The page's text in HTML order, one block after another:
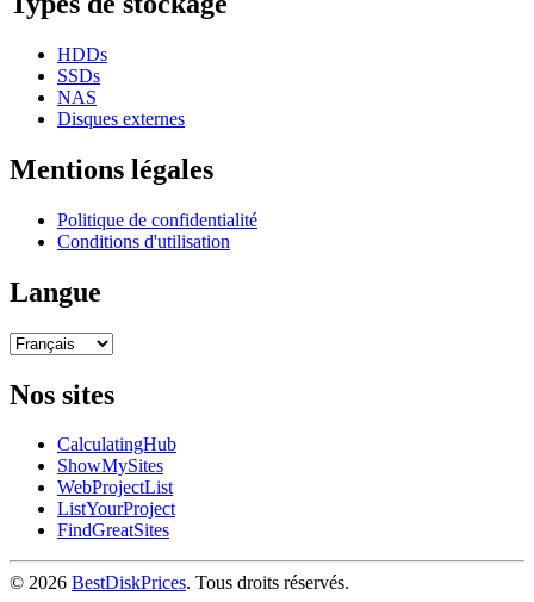
HDDs
SSDs
NAS
Disques externes
Mentions légales
Politique de confidentialité
Conditions d'utilisation
Langue
Nos sites
CalculatingHub
ShowMySites
WebProjectList
ListYourProject
FindGreatSites
© 2026 BestDiskPrices. Tous droits réservés.